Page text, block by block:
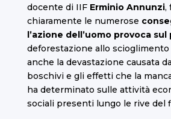
docente di IIF Erminio Annunzi,
chiaramente le numerose
l’azione dell’uomo provoca
deforestazione allo scioglimento
anche la devastazione causata
boschivi e gli effetti che la
ha determinato sulle attività
sociali presenti lungo le rive del